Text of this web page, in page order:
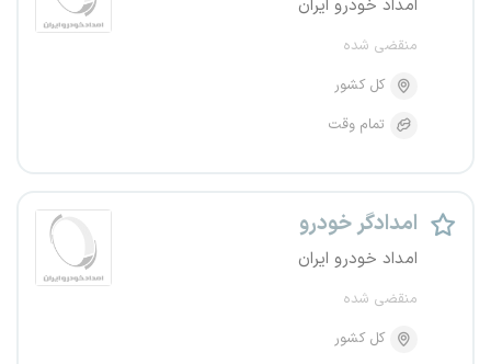
امداد خودرو ایران
منقضی شده
کل کشور
تمام وقت
امدادگر خودرو
امداد خودرو ایران
منقضی شده
کل کشور